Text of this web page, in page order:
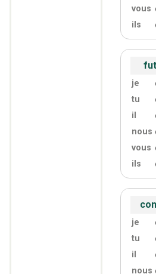
vous
ils
je
tu
il
nous
vous
ils
je
tu
il
nous